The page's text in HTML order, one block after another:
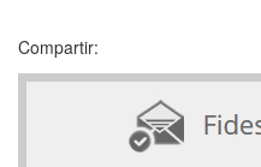
Compartir: